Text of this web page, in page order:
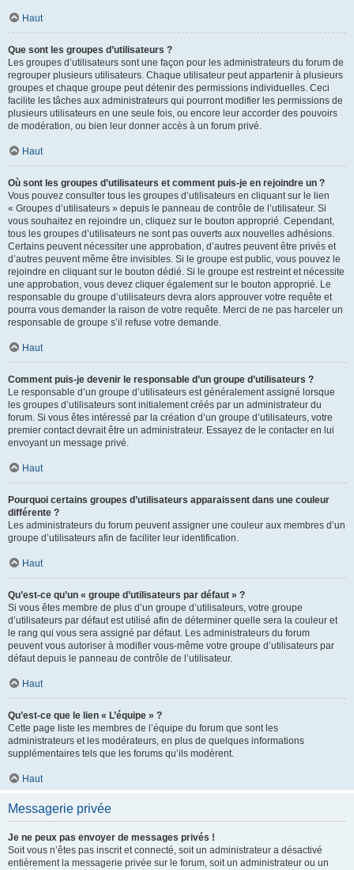
Haut
Que sont les groupes d’utilisateurs ?
Les groupes d’utilisateurs sont une façon pour les administrateurs du forum de
regrouper plusieurs utilisateurs. Chaque utilisateur peut appartenir à plusieurs
groupes et chaque groupe peut détenir des permissions individuelles. Ceci
facilite les tâches aux administrateurs qui pourront modifier les permissions de
plusieurs utilisateurs en une seule fois, ou encore leur accorder des pouvoirs
de modération, ou bien leur donner accès à un forum privé.
Haut
Où sont les groupes d’utilisateurs et comment puis-je en rejoindre un ?
Vous pouvez consulter tous les groupes d’utilisateurs en cliquant sur le lien
« Groupes d’utilisateurs » depuis le panneau de contrôle de l’utilisateur. Si
vous souhaitez en rejoindre un, cliquez sur le bouton approprié. Cependant,
tous les groupes d’utilisateurs ne sont pas ouverts aux nouvelles adhésions.
Certains peuvent nécessiter une approbation, d’autres peuvent être privés et
d’autres peuvent même être invisibles. Si le groupe est public, vous pouvez le
rejoindre en cliquant sur le bouton dédié. Si le groupe est restreint et nécessite
une approbation, vous devez cliquer également sur le bouton approprié. Le
responsable du groupe d’utilisateurs devra alors approuver votre requête et
pourra vous demander la raison de votre requête. Merci de ne pas harceler un
responsable de groupe s’il refuse votre demande.
Haut
Comment puis-je devenir le responsable d’un groupe d’utilisateurs ?
Le responsable d’un groupe d’utilisateurs est généralement assigné lorsque
les groupes d’utilisateurs sont initialement créés par un administrateur du
forum. Si vous êtes intéressé par la création d’un groupe d’utilisateurs, votre
premier contact devrait être un administrateur. Essayez de le contacter en lui
envoyant un message privé.
Haut
Pourquoi certains groupes d’utilisateurs apparaissent dans une couleur
différente ?
Les administrateurs du forum peuvent assigner une couleur aux membres d’un
groupe d’utilisateurs afin de faciliter leur identification.
Haut
Qu’est-ce qu’un « groupe d’utilisateurs par défaut » ?
Si vous êtes membre de plus d’un groupe d’utilisateurs, votre groupe
d’utilisateurs par défaut est utilisé afin de déterminer quelle sera la couleur et
le rang qui vous sera assigné par défaut. Les administrateurs du forum
peuvent vous autoriser à modifier vous-même votre groupe d’utilisateurs par
défaut depuis le panneau de contrôle de l’utilisateur.
Haut
Qu’est-ce que le lien « L’équipe » ?
Cette page liste les membres de l’équipe du forum que sont les
administrateurs et les modérateurs, en plus de quelques informations
supplémentaires tels que les forums qu’ils modèrent.
Haut
Messagerie privée
Je ne peux pas envoyer de messages privés !
Soit vous n’êtes pas inscrit et connecté, soit un administrateur a désactivé
entièrement la messagerie privée sur le forum, soit un administrateur ou un